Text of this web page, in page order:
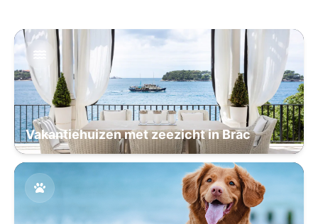
Vakantiehuizen met zeezicht in Brac